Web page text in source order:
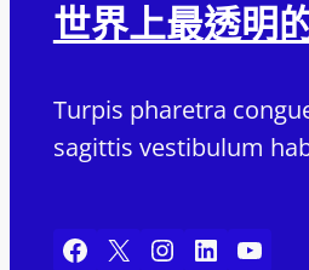
世界上最透明
Turpis pharetra
sagittis vestibulum
Facebook X Instagram LinkedIn YouTube